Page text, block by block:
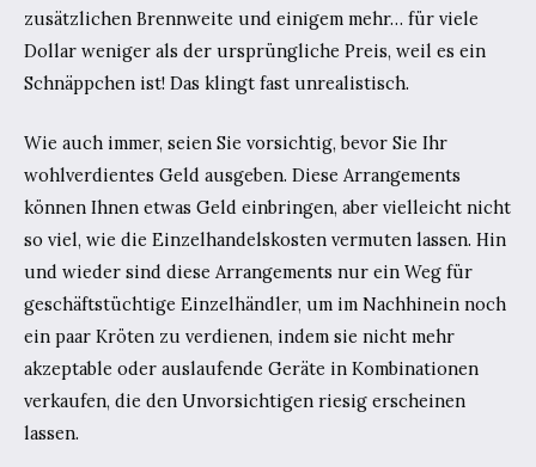
zusätzlichen Brennweite und einigem mehr… für viele
Dollar weniger als der ursprüngliche Preis, weil es ein
Schnäppchen ist! Das klingt fast unrealistisch.
Wie auch immer, seien Sie vorsichtig, bevor Sie Ihr
wohlverdientes Geld ausgeben. Diese Arrangements
können Ihnen etwas Geld einbringen, aber vielleicht nicht
so viel, wie die Einzelhandelskosten vermuten lassen. Hin
und wieder sind diese Arrangements nur ein Weg für
geschäftstüchtige Einzelhändler, um im Nachhinein noch
ein paar Kröten zu verdienen, indem sie nicht mehr
akzeptable oder auslaufende Geräte in Kombinationen
verkaufen, die den Unvorsichtigen riesig erscheinen
lassen.